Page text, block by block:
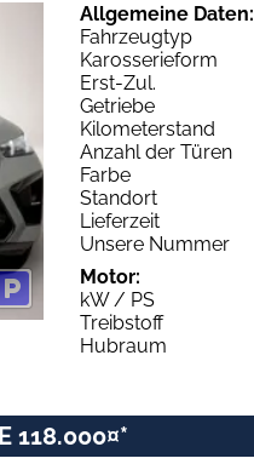
Allgemeine Daten:
Fahrzeugtyp
Karosserieform
Erst-Zul.
Getriebe
Kilometerstand
Anzahl der Türen
Farbe
Standort
Lieferzeit
Unsere Nummer
Motor:
kW / PS
Treibstoff
Hubraum
118.000¤*